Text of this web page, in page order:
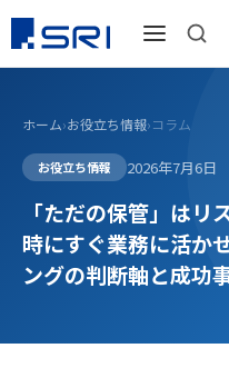
ホーム›お役立ち情報›コラム
お役立ち情報 2026年7月6日
「ただの保管」は
時にすぐ業務に活か
ングの判断軸と成功